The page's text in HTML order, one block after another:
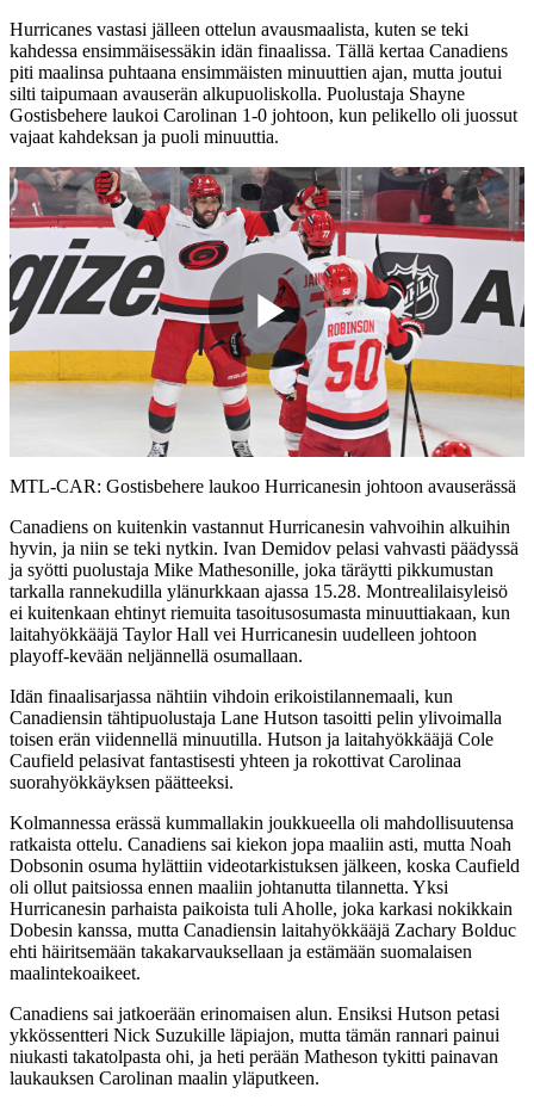
Hurricanes vastasi jälleen ottelun avausmaalista, kuten se teki
kahdessa ensimmäisessäkin idän finaalissa. Tällä kertaa Canadiens
piti maalinsa puhtaana ensimmäisten minuuttien ajan, mutta joutui
silti taipumaan avauserän alkupuoliskolla. Puolustaja Shayne
Gostisbehere laukoi Carolinan 1-0 johtoon, kun pelikello oli juossut
vajaat kahdeksan ja puoli minuuttia.
Play
Video
MTL-CAR: Gostisbehere laukoo Hurricanesin johtoon avauserässä
Canadiens on kuitenkin vastannut Hurricanesin vahvoihin alkuihin
hyvin, ja niin se teki nytkin. Ivan Demidov pelasi vahvasti päädyssä
ja syötti puolustaja Mike Mathesonille, joka täräytti pikkumustan
tarkalla rannekudilla ylänurkkaan ajassa 15.28. Montrealilaisyleisö
ei kuitenkaan ehtinyt riemuita tasoitusosumasta minuuttiakaan, kun
laitahyökkääjä Taylor Hall vei Hurricanesin uudelleen johtoon
playoff-kevään neljännellä osumallaan.
Idän finaalisarjassa nähtiin vihdoin erikoistilannemaali, kun
Canadiensin tähtipuolustaja Lane Hutson tasoitti pelin ylivoimalla
toisen erän viidennellä minuutilla. Hutson ja laitahyökkääjä Cole
Caufield pelasivat fantastisesti yhteen ja rokottivat Carolinaa
suorahyökkäyksen päätteeksi.
Kolmannessa erässä kummallakin joukkueella oli mahdollisuutensa
ratkaista ottelu. Canadiens sai kiekon jopa maaliin asti, mutta Noah
Dobsonin osuma hylättiin videotarkistuksen jälkeen, koska Caufield
oli ollut paitsiossa ennen maaliin johtanutta tilannetta. Yksi
Hurricanesin parhaista paikoista tuli Aholle, joka karkasi nokikkain
Dobesin kanssa, mutta Canadiensin laitahyökkääjä Zachary Bolduc
ehti häiritsemään takakarvauksellaan ja estämään suomalaisen
maalintekoaikeet.
Canadiens sai jatkoerään erinomaisen alun. Ensiksi Hutson petasi
ykkössentteri Nick Suzukille läpiajon, mutta tämän rannari painui
niukasti takatolpasta ohi, ja heti perään Matheson tykitti painavan
laukauksen Carolinan maalin yläputkeen.